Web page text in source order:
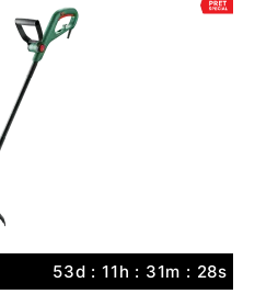
53d : 11h : 31m : 27s